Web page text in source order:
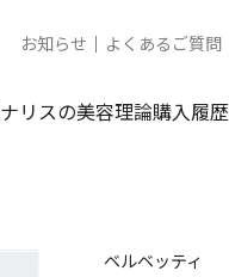
お知らせ よくあるご質問
ナリスの美容理論購入履歴
ベルベッティ